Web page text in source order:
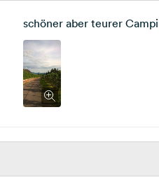
schöner aber teurer